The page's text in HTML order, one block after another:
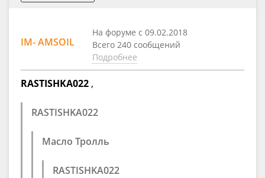
IM- AMSOIL
На форуме с 09.02.2018
Всего 240 сообщений
Подробнее
RASTISHKA022 ,
RASTISHKA022
Масло Тролль
RASTISHKA022